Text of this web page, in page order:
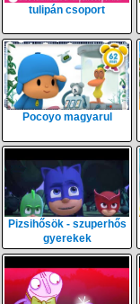
tulipán csoport
Pocoyo magyarul
Pizsihősök - szuperhős
gyerekek